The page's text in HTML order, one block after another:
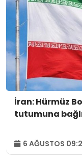
İran: Hürmüz
tutumuna
6 AĞUSTOS